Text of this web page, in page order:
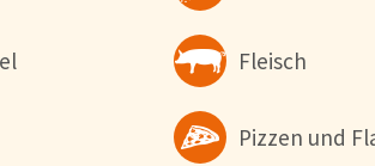
Fleisch
Pizzen und